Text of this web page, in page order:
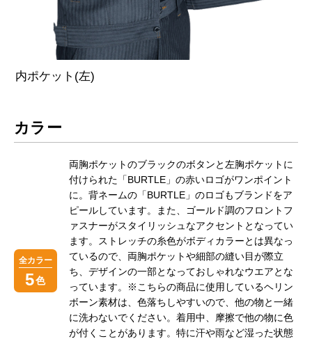
内ポケット(左)
カラー
全カラー
5色
両胸ポケットのブラックのボタンと左胸ポケットに
付けられた「BURTLE」の赤いロゴがワンポイント
に。背ネームの「BURTLE」のロゴもブランドをア
ピールしています。また、ゴールド調のフロントフ
ァスナーがスタイリッシュなアクセントとなってい
ます。ストレッチの糸色がボディカラーとは異なっ
ているので、両胸ポケットや細部の縫い目が際立
ち、デザインの一部となっておしゃれなウエアとな
っています。※こちらの商品に使用しているヘリン
ボーン素材は、色落ちしやすいので、他の物と一緒
に洗わないでください。着用中、摩擦で他の物に色
が付くことがあります。特に汗や雨など湿った状態